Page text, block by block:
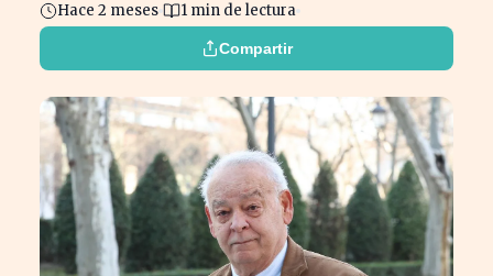
Hace 2 meses 1 min de lectura
Compartir